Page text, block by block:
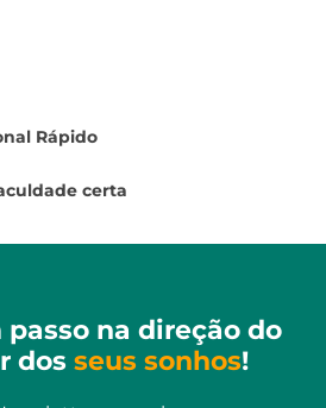
Rápido
certa
na direção do
dos seus sonhos!